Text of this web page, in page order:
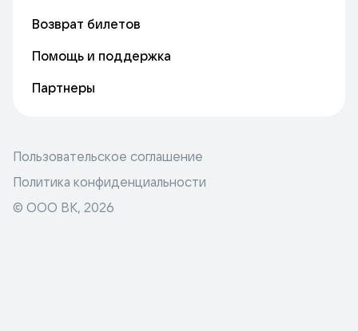
Возврат билетов
Помощь и поддержка
Партнеры
Пользовательское соглашение
Политика конфиденциальности
© ООО ВК, 2026